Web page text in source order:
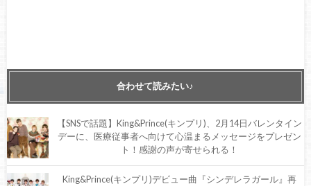
合わせて読みたい♪
【SNSで話題】King&Prince(キンプリ)、2月14日バレンタイン
デーに、医療従事者へ向けて心温まるメッセージをプレゼン
ト！感謝の声が寄せられる！
King&Prince(キンプリ)デビュー曲『シンデレラガール』再